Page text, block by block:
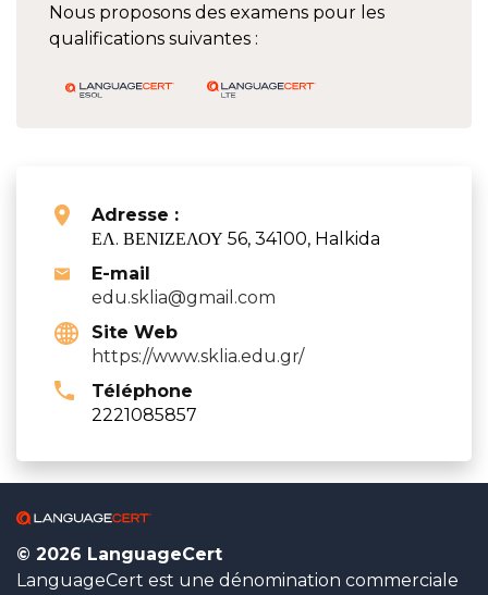
Nous proposons des examens pour les
qualifications suivantes :
Adresse :
ΕΛ. ΒΕΝΙΖΕΛΟΥ 56, 34100, Halkida
E-mail
edu.sklia@gmail.com
Site Web
https://www.sklia.edu.gr/
Téléphone
2221085857
© 2026 LanguageCert
LanguageCert est une dénomination commerciale